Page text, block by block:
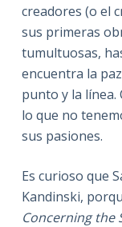
creadores (o el
sus primeras
tumultuosas,
encuentra la
punto y la línea.
lo que no
sus pasiones.
Es curioso que
Kandinski,
Concerning the